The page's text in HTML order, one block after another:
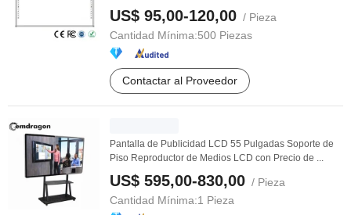
US$ 95,00-120,00 / Pieza
Cantidad Mínima:500 Piezas
Contactar al Proveedor
Pantalla de Publicidad LCD 55 Pulgadas Soporte de
Piso Reproductor de Medios LCD con Precio de ...
US$ 595,00-830,00 / Pieza
Cantidad Mínima:1 Pieza